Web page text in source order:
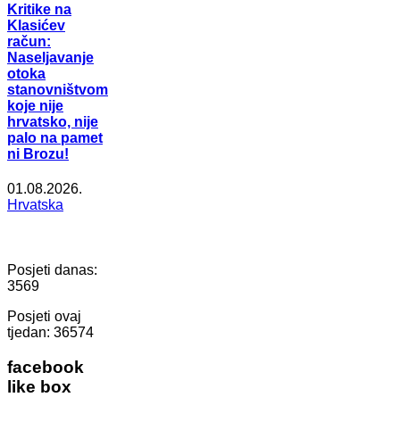
Kritike na
Klasićev
račun:
Naseljavanje
otoka
stanovništvom
koje nije
hrvatsko, nije
palo na pamet
ni Brozu!
01.08.2026.
Hrvatska
Posjeti danas:
3569
Posjeti ovaj
tjedan: 36574
facebook
like box